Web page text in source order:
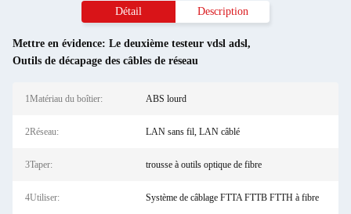
Détail Description
Mettre en évidence: Le deuxième testeur vdsl adsl,
Outils de décapage des câbles de réseau
1Matériau du boîtier: ABS lourd
2Réseau: LAN sans fil, LAN câblé
3Taper: trousse à outils optique de fibre
4Utiliser: Système de câblage FTTA FTTB FTTH à fibre